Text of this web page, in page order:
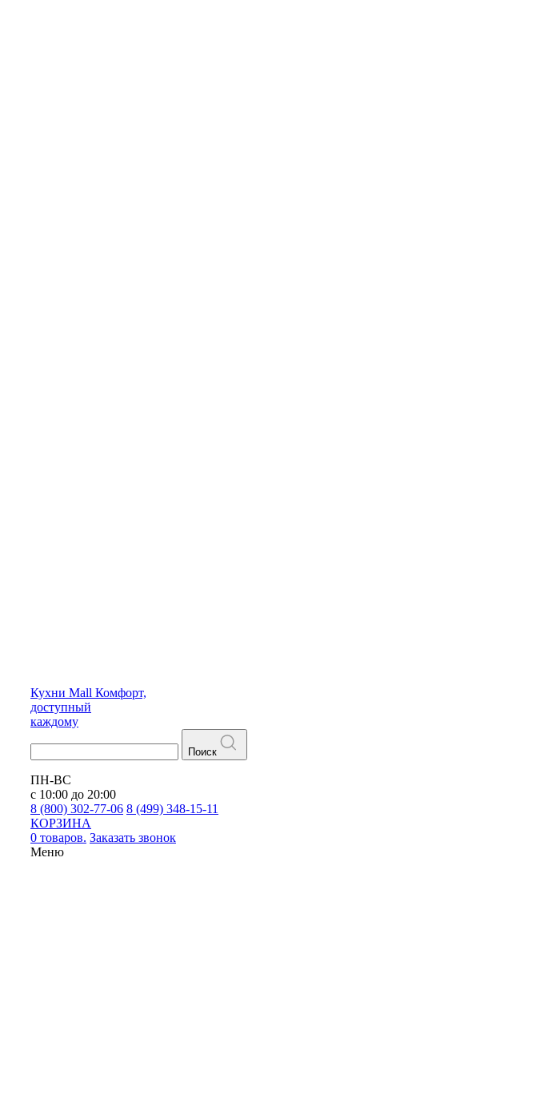
Кухни Mall Комфорт,
доступный
каждому
Поиск
ПН-ВС
с 10:00 до 20:00
8 (800) 302-77-06 8 (499) 348-15-11
КОРЗИНА
0 товаров. Заказать звонок
Меню